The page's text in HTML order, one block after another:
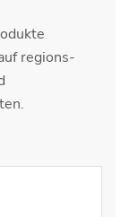
regions-